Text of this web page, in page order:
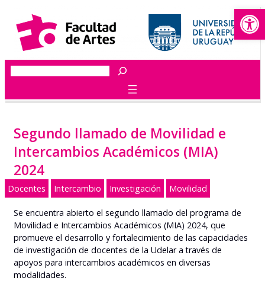
contenido
Buscar
Segundo llamado de Movilidad e
Intercambios Académicos (MIA)
2024
Docentes Intercambio Investigación Movilidad
Se encuentra abierto el segundo llamado del programa de
Movilidad e Intercambios Académicos (MIA) 2024, que
promueve el desarrollo y fortalecimiento de las capacidades
de investigación de docentes de la Udelar a través de
apoyos para intercambios académicos en diversas
modalidades.